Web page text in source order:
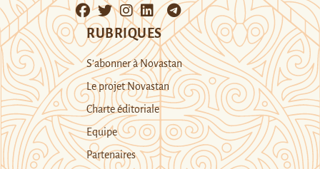
RUBRIQUES
S’abonner à Novastan
Le projet Novastan
Charte éditoriale
Equipe
Partenaires